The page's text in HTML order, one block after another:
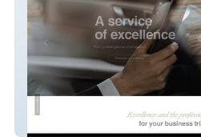
VERSAILLES INTER PRESTIGE